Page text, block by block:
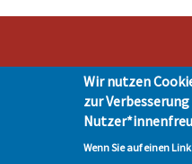
Stadt Hohen Neuendorf •
Telefon
Impressum|Presse| Datenschutz
vorbehalten -
Wir nutzen
zur
Wenn Sie auf einen